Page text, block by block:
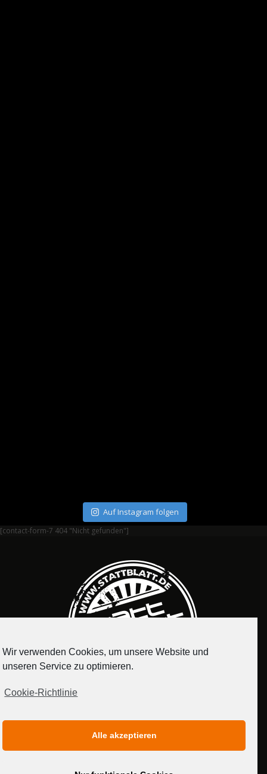
Auf Instagram folgen
[contact-form-7 404 "Nicht gefunden"]
MEDIADATEN
Wir verwenden Cookies, um unsere Website und
unseren Service zu optimieren.
Cookie-Richtlinie
Alle akzeptieren